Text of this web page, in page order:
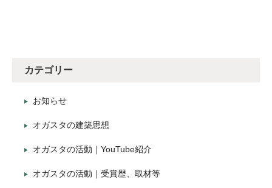
カテゴリー
お知らせ
オガスタの建築思想
オガスタの活動｜YouTube紹介
オガスタの活動｜受賞歴、取材等